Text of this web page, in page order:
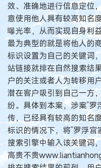
效、准确地进行信息定位
意使用他人具有较高知名
曝光率，从而实现自身利
最为典型的就是将他人的
标识设置为自己的关键词
站链接就排在自然搜索结
户的关注或者人为转移用
潜在客户吸引到自己一方
纷。具体到本案，涉案“
传，已经具有较高的知名
标识的情况下，将“罗浮
搜索引擎中输入该关键词
高贵不贵